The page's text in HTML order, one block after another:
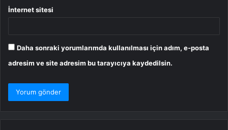
İnternet sitesi
Daha sonraki yorumlarımda kullanılması için adım, e-posta
adresim ve site adresim bu tarayıcıya kaydedilsin.